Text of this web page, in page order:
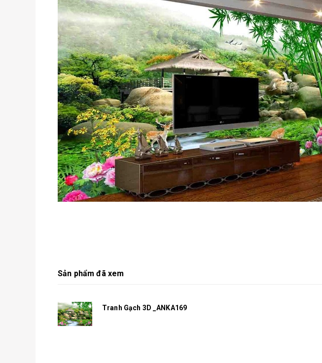
Sản phẩm đã xem
Tranh Gạch 3D _ANKA169